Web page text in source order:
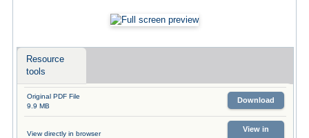
Resource
tools
Original PDF File
9.9 MB
Download
View directly in browser
View in